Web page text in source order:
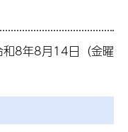
8年8月14日（金曜